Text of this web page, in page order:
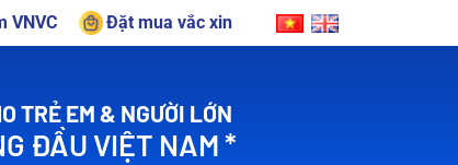
VNVC Đặt mua vắc xin
TRẺ EM & NGƯỜI LỚN
ĐẦU VIỆT NAM *